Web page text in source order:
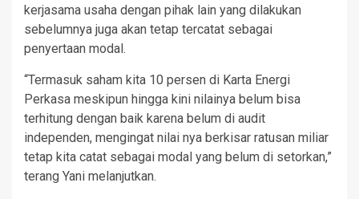
kerjasama usaha dengan pihak lain yang dilakukan
sebelumnya juga akan tetap tercatat sebagai
penyertaan modal.
“Termasuk saham kita 10 persen di Karta Energi
Perkasa meskipun hingga kini nilainya belum bisa
terhitung dengan baik karena belum di audit
independen, mengingat nilai nya berkisar ratusan miliar
tetap kita catat sebagai modal yang belum di setorkan,”
terang Yani melanjutkan.